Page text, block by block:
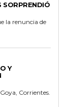
SORPRENDIÓ
la renuncia de
Y
Corrientes.